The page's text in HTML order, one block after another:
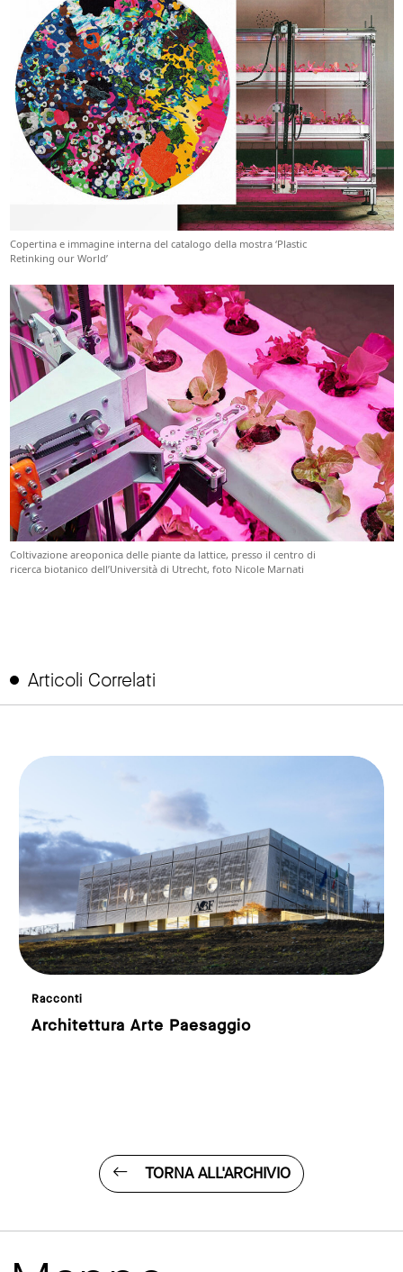
Copertina e immagine interna del catalogo della mostra ‘Plastic
Retinking our World’
Coltivazione areoponica delle piante da lattice, presso il centro di
ricerca biotanico dell’Università di Utrecht, foto Nicole Marnati
Articoli Correlati
Racconti
Architettura Arte Paesaggio
TORNA ALL'ARCHIVIO